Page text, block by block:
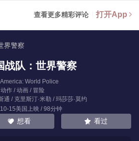
查看更多精彩评论 打开App
界警察
战队：世界警察
World Police
作 / 动画 / 冒险
通 / 克里斯汀·米勒 /玛莎莎·莫约
15美国上映 / 98分钟
想看 看过